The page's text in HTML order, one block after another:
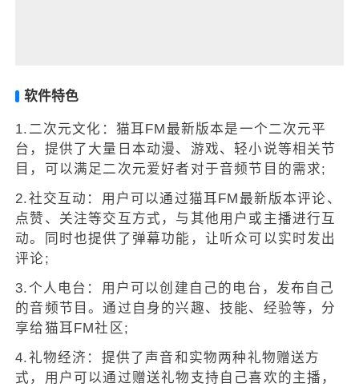
软件特色
1.二次元文化：猫耳FM最新版本是一个二次元平
台，提供了大量日本动漫、游戏、轻小说等相关节
目，可以满足二次元爱好者对于音频节目的需求;
2.社交互动：用户可以通过猫耳FM最新版本评论、
点赞、关注等交互方式，与其他用户或主播进行互
动。同时也提供了弹幕功能，让听众可以实时发出
评论;
3.个人电台：用户可以创建自己的电台，发布自己
的音频节目。通过自身的兴趣、技能、经验等，分
享给猫耳FM社区;
4.礼物经济：提供了声音和实物两种礼物赠送方
式，用户可以通过赠送礼物支持自己喜欢的主播，